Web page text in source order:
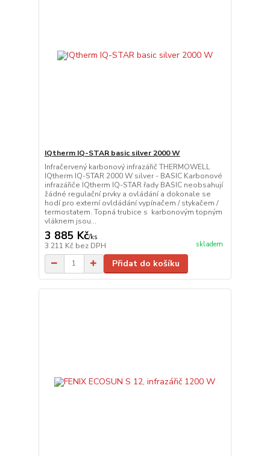
IQtherm IQ-STAR basic silver 2000 W
Infračervený karbonový infrazářič THERMOWELL
IQtherm IQ-STAR 2000 W silver - BASIC Karbonové
infrazářiče IQtherm IQ-STAR řady BASIC neobsahují
žádné regulační prvky a ovládání a dokonale se
hodí pro externí ovldádání vypínačem / stykačem /
termostatem. Topná trubice s karbonovým topným
vláknem jsou...
3 885 Kč/ks
3 211 Kč bez DPH skladem
Přidat do košíku